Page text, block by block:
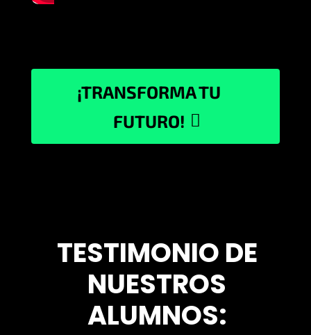
¡TRANSFORMA TU
FUTURO!
TESTIMONIO DE
NUESTROS
ALUMNOS: